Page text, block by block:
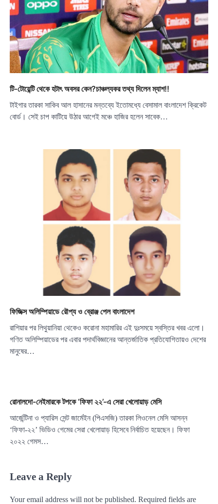
টি-টোয়েন্টি থেকে হটাৎ অবসর কেন?চাঞ্চল্যকর তথ্য দিলেন ম্যাশ!!
টাইগার তারকা সাকিব আল হাসানের মন্তব্যে ইতোমধ্যে বেসামাল বাংলাদেশ ক্রিকেট
বোর্ড। সেই চাপ কাটিয়ে উঠার আগেই মঞ্চে হাজির হলেন সাবেক…
ফিজিক্স অলিম্পিয়াডে রৌপ্য ও ব্রোঞ্জ পেল বাংলাদেশ
রাশিয়ার পর লিথুয়ানিয়া থেকেও করোনা মহামারির এই দুঃসময়ে স্বস্তির খবর এলো।
গণিত অলিম্পিয়াডের পর এবার পদার্থবিজ্ঞানের আন্তর্জাতিক প্রতিযোগিতায়ও দেশের
মানুষের…
রোনালদো-নেইমারকে টপকে ‘ফিফা ২২’-এ সেরা খেলোয়াড় মেসি
আর্জেন্টিনা ও প্যারিস সেন্ট জার্মেইন (পিএসজি) তারকা লিওনেল মেসি আসন্ন
‘ফিফা-২২’ ভিডিও গেমের সেরা খেলোয়াড় হিসেবে নির্বাচিত হয়েছেন। ফিফা
২০২২ গেমস…
Leave a Reply
Your email address will not be published. Required fields are